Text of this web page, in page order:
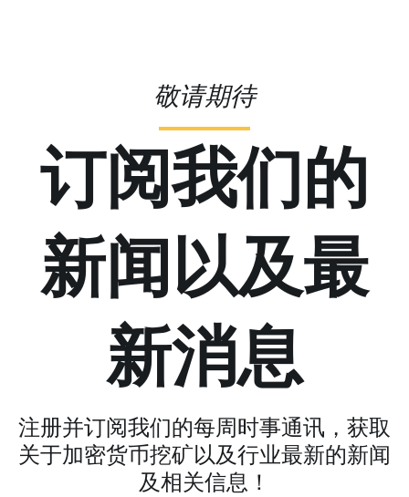
敬请期待
订阅我们的
新闻以及最
新消息
注册并订阅我们的每周时事通讯，获取
关于加密货币挖矿以及行业最新的新闻
及相关信息！